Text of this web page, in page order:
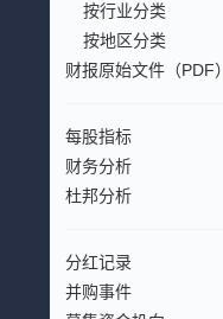
按行业分类
按地区分类
财报原始文件（PDF）
每股指标
财务分析
杜邦分析
分红记录
并购事件